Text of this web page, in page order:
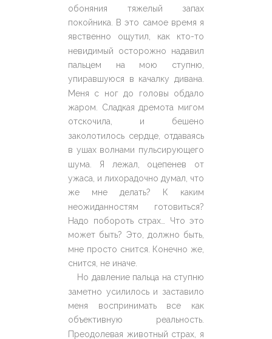
обоняния тяжелый запах
покойника. В это самое время я
явственно ощутил, как кто-то
невидимый осторожно надавил
пальцем на мою ступню,
упиравшуюся в качалку дивана.
Меня с ног до головы обдало
жаром. Сладкая дремота мигом
отскочила, и бешено
заколотилось сердце, отдаваясь
в ушах волнами пульсирующего
шума. Я лежал, оцепенев от
ужаса, и лихорадочно думал, что
же мне делать? К каким
неожиданностям готовиться?
Надо побороть страх… Что это
может быть? Это, должно быть,
мне просто снится. Конечно же,
снится, не иначе.
Но давление пальца на ступню
заметно усилилось и заставило
меня воспринимать все как
объективную реальность.
Преодолевая животный страх, я